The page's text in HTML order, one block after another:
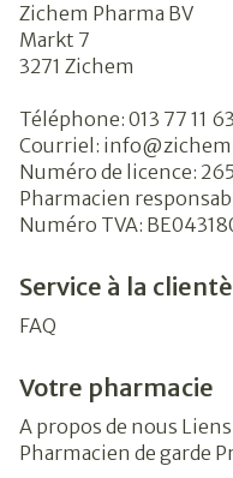
Zichem Pharma BV
Markt 7
3271 Zichem
Téléphone: 013 77 11 63
Courriel: info@
Numéro de licence:
Pharmacien
Numéro TVA:
Service à la
FAQ
Votre pharmacie
A propos de nous
Pharmacien de garde